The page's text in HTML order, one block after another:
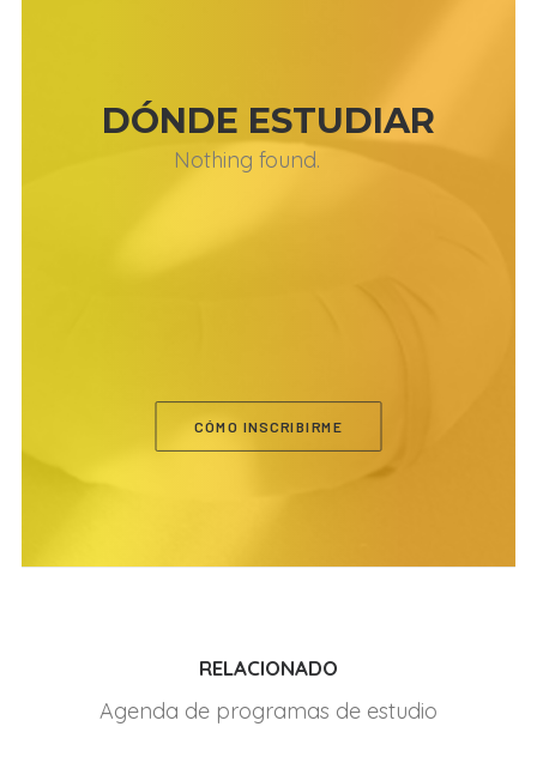
DÓNDE ESTUDIAR
Nothing found.
CÓMO INSCRIBIRME
RELACIONADO
Agenda de programas de estudio